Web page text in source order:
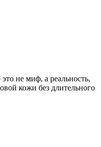
не миф, а реальность,
кожи без длительного